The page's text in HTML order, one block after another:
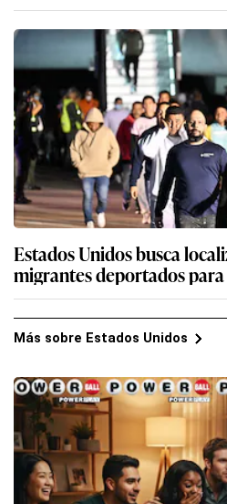
Estados Unidos busca
migrantes deportados
Más sobre Estados Unidos